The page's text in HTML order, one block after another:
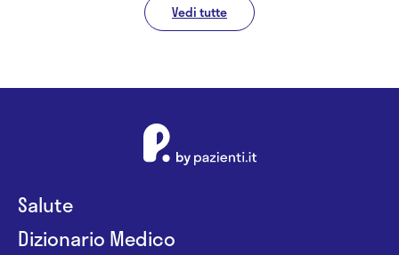
Vedi tutte
Salute
Dizionario Medico